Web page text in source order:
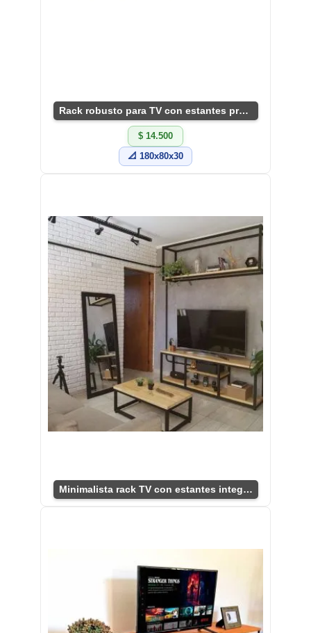
Rack robusto para TV con estantes prácticos.
$ 14.500
📐 180x80x30
Minimalista rack TV con estantes integrados